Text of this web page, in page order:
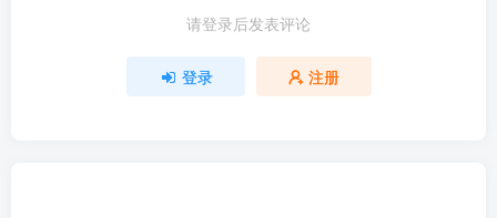
请登录后发表评论
登录 注册